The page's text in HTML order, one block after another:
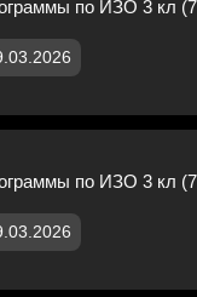
по ИЗО 3 кл
по ИЗО 3 кл